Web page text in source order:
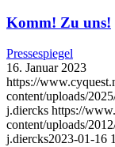
Komm! Zu uns!
Pressespiegel
16. Januar 2023
https://
content/uploads/
j.diercks https://
content/uploads/
j.diercks2023-01-16